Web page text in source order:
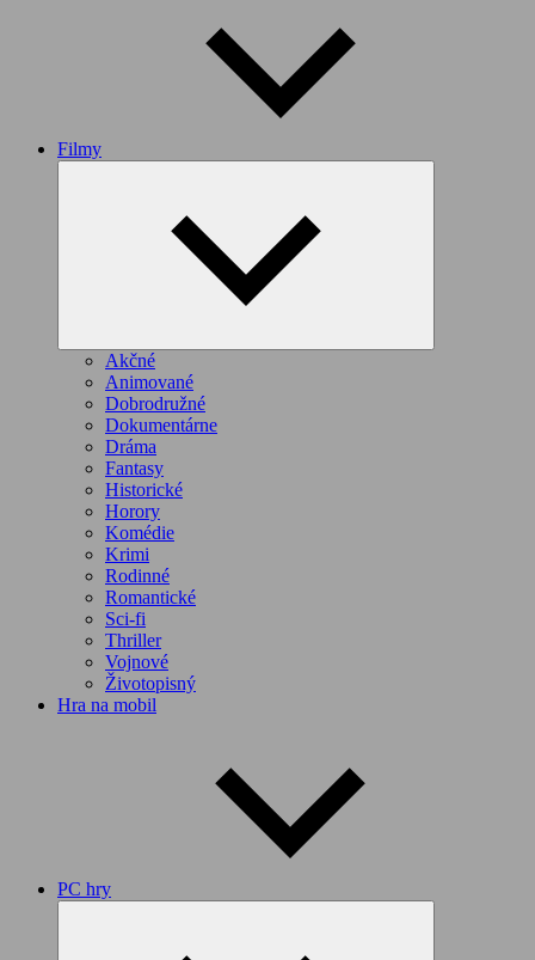
Filmy
Akčné
Animované
Dobrodružné
Dokumentárne
Dráma
Fantasy
Historické
Horory
Komédie
Krimi
Rodinné
Romantické
Sci-fi
Thriller
Vojnové
Životopisný
Hra na mobil
PC hry